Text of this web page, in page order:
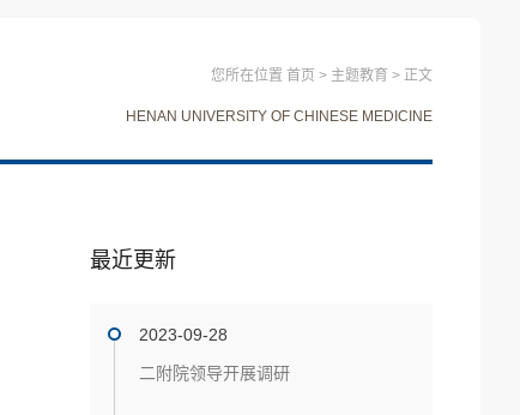
您所在位置 首页 > 主题教育 > 正文
HENAN UNIVERSITY OF CHINESE MEDICINE
最近更新
2023-09-28
二附院领导开展调研